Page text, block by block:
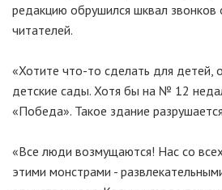
редакцию обрушился шквал
читателей.
«Хотите что-то сделать для детей,
детские сады. Хотя бы на № 12
«Победа». Такое здание
«Все люди возмущаются! Нас со
этими монстрами -